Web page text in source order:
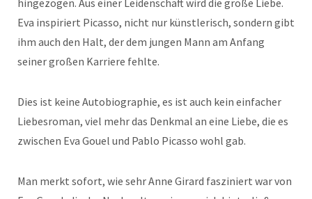
hingezogen. Aus einer Leidenschaft wird die große Liebe.
Eva inspiriert Picasso, nicht nur künstlerisch, sondern gibt
ihm auch den Halt, der dem jungen Mann am Anfang
seiner großen Karriere fehlte.
Dies ist keine Autobiographie, es ist auch kein einfacher
Liebesroman, viel mehr das Denkmal an eine Liebe, die es
zwischen Eva Gouel und Pablo Picasso wohl gab.
Man merkt sofort, wie sehr Anne Girard fasziniert war von